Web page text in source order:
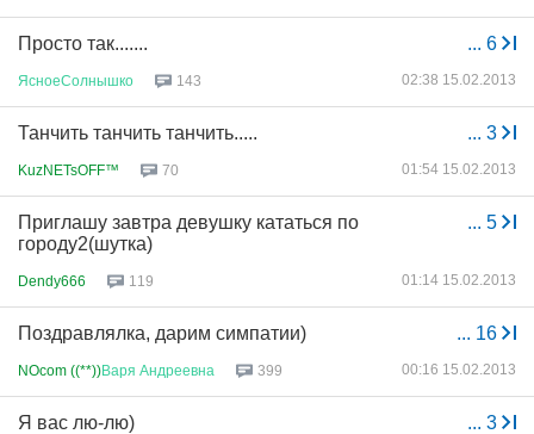
... 6
Просто так.......
ЯсноеСолнышко 143 02:38 15.02.2013
... 3
Танчить танчить танчить.....
KuzNETsOFF™ 70 01:54 15.02.2013
... 5
Приглашу завтра девушку кататься по
городу2(шутка)
Dendy666 119 01:14 15.02.2013
... 16
Поздравлялка, дарим симпатии)
NOcom ((**))Варя Андреевна 399 00:16 15.02.2013
... 3
Я вас лю-лю)